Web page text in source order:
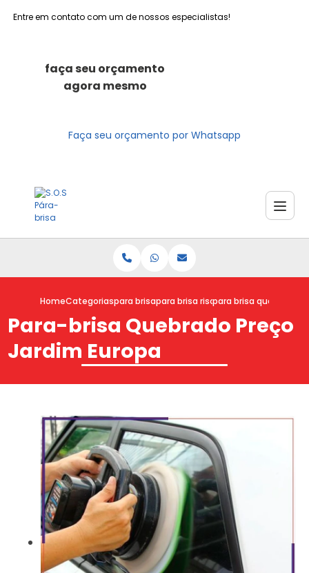
Entre em contato com um de nossos especialistas!
faça seu orçamento
agora mesmo
Faça seu orçamento por Whatsapp
HomeCategoriaspara brisapara brisa riscadopara brisa quebrado
Para-brisa Quebrado Preço
Jardim Europa